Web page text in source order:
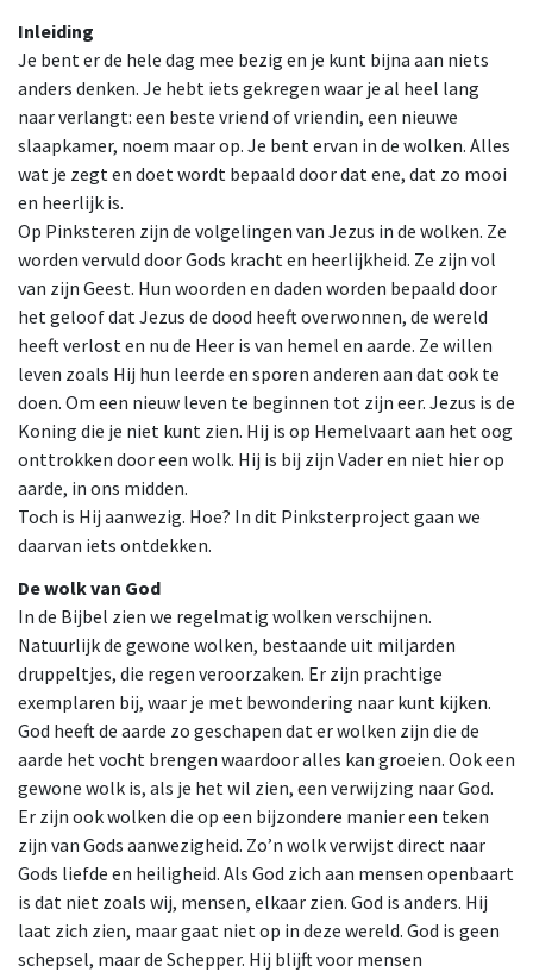
Inleiding
Je bent er de hele dag mee bezig en je kunt bijna aan niets
anders denken. Je hebt iets gekregen waar je al heel lang
naar verlangt: een beste vriend of vriendin, een nieuwe
slaapkamer, noem maar op. Je bent ervan in de wolken. Alles
wat je zegt en doet wordt bepaald door dat ene, dat zo mooi
en heerlijk is.
Op Pinksteren zijn de volgelingen van Jezus in de wolken. Ze
worden vervuld door Gods kracht en heerlijkheid. Ze zijn vol
van zijn Geest. Hun woorden en daden worden bepaald door
het geloof dat Jezus de dood heeft overwonnen, de wereld
heeft verlost en nu de Heer is van hemel en aarde. Ze willen
leven zoals Hij hun leerde en sporen anderen aan dat ook te
doen. Om een nieuw leven te beginnen tot zijn eer. Jezus is de
Koning die je niet kunt zien. Hij is op Hemelvaart aan het oog
onttrokken door een wolk. Hij is bij zijn Vader en niet hier op
aarde, in ons midden.
Toch is Hij aanwezig. Hoe? In dit Pinksterproject gaan we
daarvan iets ontdekken.
De wolk van God
In de Bijbel zien we regelmatig wolken verschijnen.
Natuurlijk de gewone wolken, bestaande uit miljarden
druppeltjes, die regen veroorzaken. Er zijn prachtige
exemplaren bij, waar je met bewondering naar kunt kijken.
God heeft de aarde zo geschapen dat er wolken zijn die de
aarde het vocht brengen waardoor alles kan groeien. Ook een
gewone wolk is, als je het wil zien, een verwijzing naar God.
Er zijn ook wolken die op een bijzondere manier een teken
zijn van Gods aanwezigheid. Zo’n wolk verwijst direct naar
Gods liefde en heiligheid. Als God zich aan mensen openbaart
is dat niet zoals wij, mensen, elkaar zien. God is anders. Hij
laat zich zien, maar gaat niet op in deze wereld. God is geen
schepsel, maar de Schepper. Hij blijft voor mensen